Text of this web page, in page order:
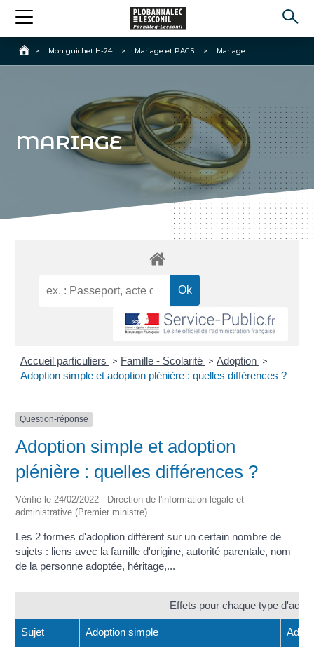
Accueil
> Mon guichet H-24 > Mariage et PACS > Mariage
MARIAGE
Accueil particuliers > Famille - Scolarité > Adoption >
Adoption simple et adoption plénière : quelles différences ?
Question-réponse
Adoption simple et adoption
plénière : quelles différences ?
Vérifié le 24/02/2022 - Direction de l'information légale et
administrative (Premier ministre)
Les 2 formes d'adoption diffèrent sur un certain nombre de
sujets : liens avec la famille d'origine, autorité parentale, nom
de la personne adoptée, héritage,...
Effets pour chaque type
Sujet Adoption simple